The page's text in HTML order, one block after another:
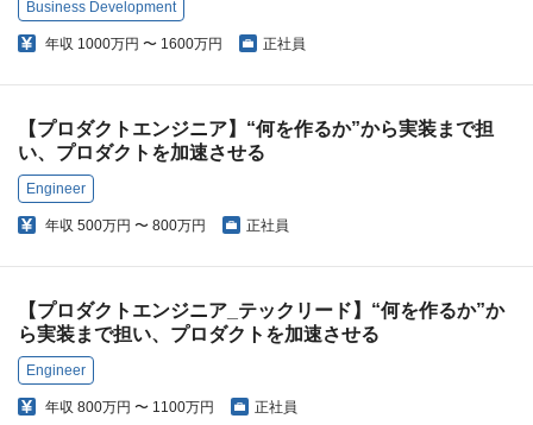
Business Development
年収 1000万円 〜 1600万円 正社員
【プロダクトエンジニア】“何を作るか”から実装まで担
い、プロダクトを加速させる
Engineer
年収 500万円 〜 800万円 正社員
【プロダクトエンジニア_テックリード】“何を作るか”か
ら実装まで担い、プロダクトを加速させる
Engineer
年収 800万円 〜 1100万円 正社員